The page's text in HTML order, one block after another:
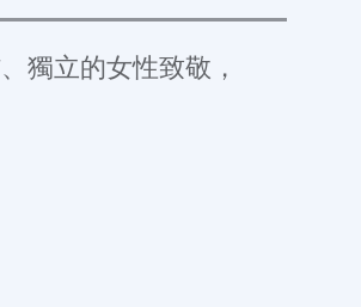
獨立的女性致敬，